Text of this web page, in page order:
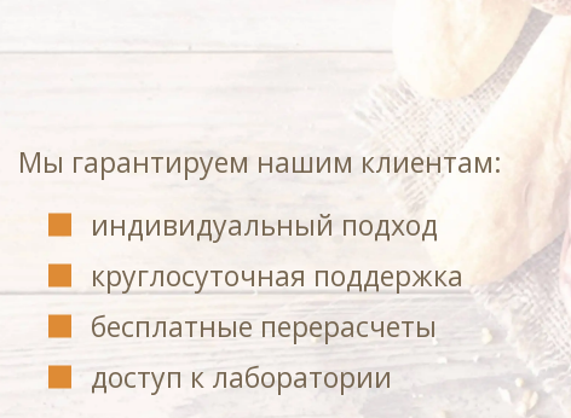
Мы гарантируем нашим клиентам:
индивидуальный подход
круглосуточная поддержка
бесплатные перерасчеты
доступ к лаборатории